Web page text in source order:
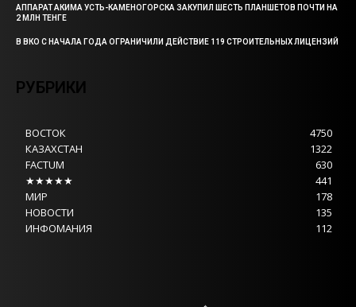
АППАРАТ АКИМА УСТЬ-КАМЕНОГОРСКА ЗАКУПИЛ ШЕСТЬ ПЛАНШЕТОВ ПОЧТИ НА
2 МЛН ТЕНГЕ
В ВКО С НАЧАЛА ГОДА ОГРАНИЧИЛИ ДЕЙСТВИЕ 119 СТРОИТЕЛЬНЫХ ЛИЦЕНЗИЙ
РУБРИКИ
ВОСТОК
4750
КАЗАХСТАН
1322
FACTUM
630
★★★★★
441
МИР
178
НОВОСТИ
135
ИНФОМАНИЯ
112